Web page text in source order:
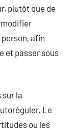
plutôt que de
modifier
afin
et passer sous
sur la
Le
ou les